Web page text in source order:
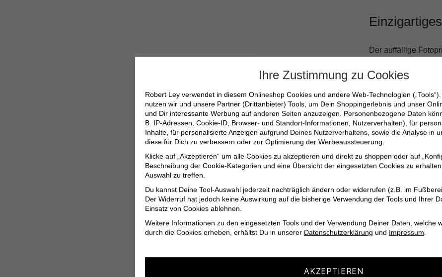
Der auffällige
eine moderne und
und dich aus der
Weiche
Lässiger Schnitt,
Stilvolles Design
Vielseitig
Verliebe dich in
Hamptons und
Ihre Zustimmung zu Cookies
Robert Ley verwendet in diesem Onlineshop Cookies und andere Web-Technologien
nutzen wir und unsere Partner (Drittanbieter) Tools, um Dein Shoppingerlebnis und unser
und Dir interessante Werbung auf anderen Seiten anzuzeigen. Personenbezogene Daten
B. IP-Adressen, Cookie-ID, Browser- und Standort-Informationen, Nutzerverhalten), für
Inhalte, für personalisierte Anzeigen aufgrund Deines Nutzerverhaltens, sowie die Analyse in
diese für Dich zu verbessern oder zur Optimierung der Werbeaussteuerung.
Klicke auf „Akzeptieren“ um alle Cookies zu akzeptieren und direkt zu shoppen oder auf
Beschreibung der Cookie-Kategorien und eine Übersicht der eingesetzten Cookies zu
Auswahl zu treffen.
Du kannst Deine Tool-Auswahl jederzeit nachträglich ändern oder widerrufen (z.B. im
Der Widerruf hat jedoch keine Auswirkung auf die bisherige Verwendung der Tools und Ihrer
Einsatz von Cookies ablehnen.
Weitere Informationen zu den eingesetzten Tools und der Verwendung Deiner Daten, welche
durch die Cookies erheben, erhältst Du in unserer Datenschutzerklärung und Impressum.
AKZEPTIEREN